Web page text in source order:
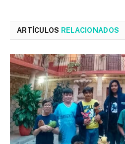
ARTÍCULOS RELACIONADOS